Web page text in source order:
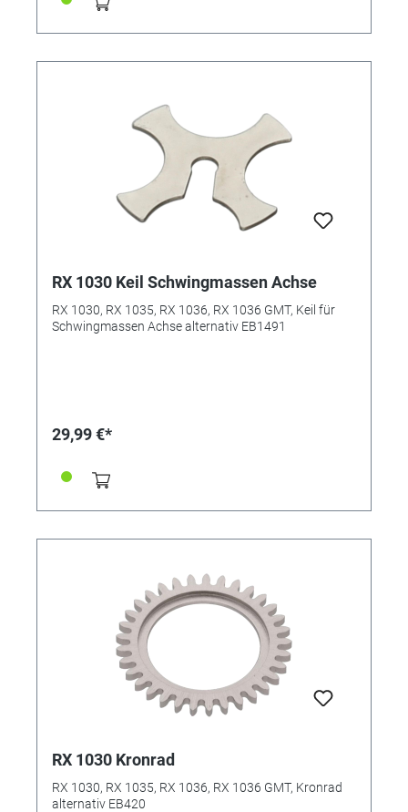
RX 1030 Keil Schwingmassen Achse
RX 1030, RX 1035, RX 1036, RX 1036 GMT, Keil für
Schwingmassen Achse alternativ EB1491
29,99 €*
RX 1030 Kronrad
RX 1030, RX 1035, RX 1036, RX 1036 GMT, Kronrad
alternativ EB420